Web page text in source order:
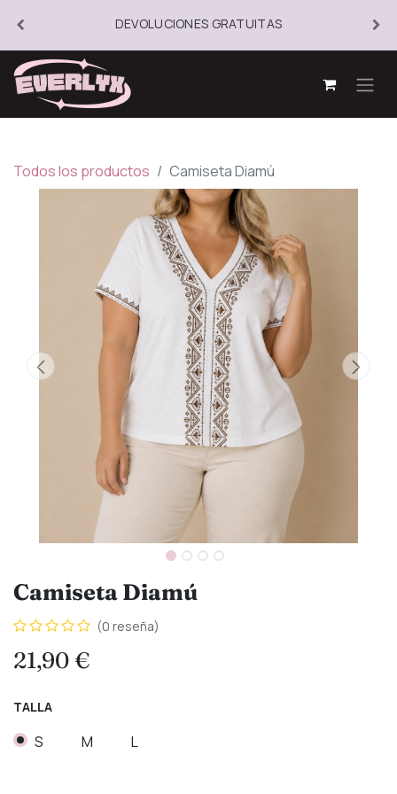
DEVOLUCIONES GRATUITAS
Todos los productos Camiseta Diamú
Camiseta Diamú
(0 reseña)
21,90€
TALLA
S M L